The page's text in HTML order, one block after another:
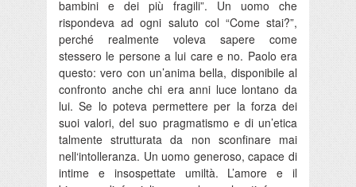
bambini e dei più fragili”. Un uomo che
rispondeva ad ogni saluto col “Come stai?”,
perché realmente voleva sapere come
stessero le persone a lui care e no. Paolo era
questo: vero con un’anima bella, disponibile al
confronto anche chi era anni luce lontano da
lui. Se lo poteva permettere per la forza dei
suoi valori, del suo pragmatismo e di un’etica
talmente strutturata da non sconfinare mai
nell‘intolleranza. Un uomo generoso, capace di
intime e insospettate umiltà. L’amore e il